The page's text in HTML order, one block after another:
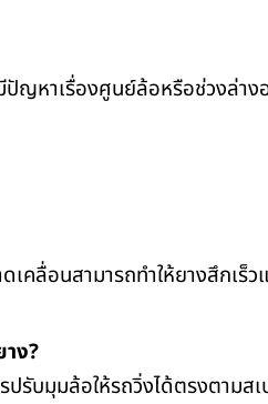
ญหาเรื่องศูนย์ล้อหรือช่วงล่า
อนสามารถทำให้ยางสึกเร็ว
ง?
รับมุมล้อให้รถวิ่งได้ตรงตามส